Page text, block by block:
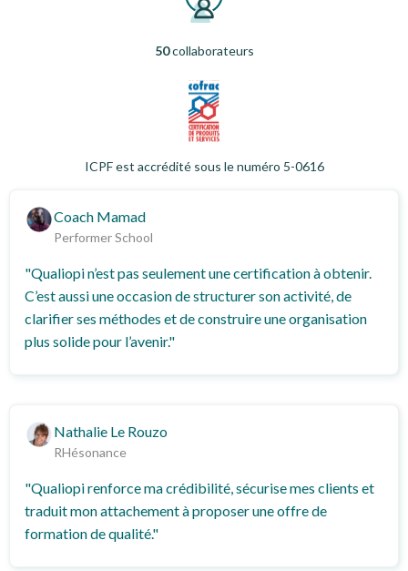
50collaborateurs
ICPF est accrédité sous le numéro 5-0616
Coach Mamad
Performer School
"Qualiopi n’est pas seulement une certification à obtenir.
C’est aussi une occasion de structurer son activité, de
clarifier ses méthodes et de construire une organisation
plus solide pour l’avenir."
Nathalie Le Rouzo
RHésonance
"Qualiopi renforce ma crédibilité, sécurise mes clients et
traduit mon attachement à proposer une offre de
formation de qualité."